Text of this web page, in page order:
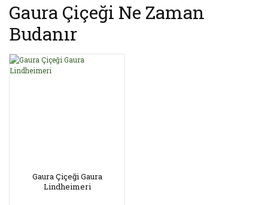
Gaura Çiçeği Ne Zaman
Budanır
Gaura Çiçeği Gaura
Lindheimeri